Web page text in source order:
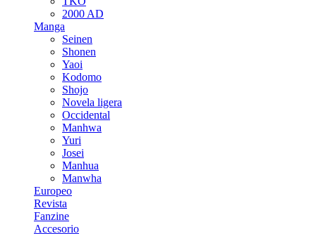
2000 AD
Manga
Seinen
Shonen
Yaoi
Kodomo
Shojo
Novela ligera
Occidental
Manhwa
Yuri
Josei
Manhua
Manwha
Europeo
Revista
Fanzine
Accesorio